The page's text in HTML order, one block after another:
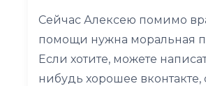
Сейчас Алексею помимо
помощи нужна моральная
Если хотите, можете
нибудь хорошее вконтакте,